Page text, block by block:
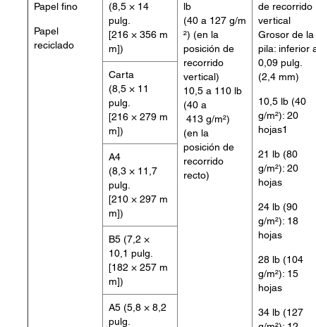
Papel fino
Papel
reciclado
(8,5 × 14
pulg.
[216 × 356 m
m])
lb
(40 a 127 g/m
²) (en la
posición de
recorrido
vertical)
10,5 a 110 lb
(40 a
413 g/m²)
(en la
posición de
recorrido
recto)
de recorrido
vertical
Grosor de la
pila: inferior
0,09 pulg.
(2,4 mm)
10,5 lb (40
g/m²): 20
hojas1
21 lb (80
g/m²): 20
hojas
24 lb (90
g/m²): 18
hojas
28 lb (104
g/m²): 15
hojas
34 lb (127
Carta
(8,5 × 11
pulg.
[216 × 279 m
m])
A4
(8,3 × 11,7
pulg.
[210 × 297 m
m])
B5 (7,2 ×
10,1 pulg.
[182 × 257 m
m])
A5 (5,8 × 8,2
pulg.